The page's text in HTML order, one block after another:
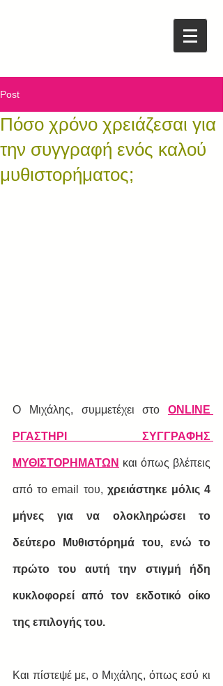
Post
Πόσο χρόνο χρειάζεσαι για
την συγγραφή ενός καλού
μυθιστορήματος;
Ο Μιχάλης, συμμετέχει στο ONLINE
ΡΓΑΣΤΗΡΙ ΣΥΓΓΡΑΦΗΣ
ΜΥΘΙΣΤΟΡΗΜΑΤΩΝ και όπως βλέπεις
από το email του, χρειάστηκε μόλις 4
μήνες για να ολοκληρώσει το
δεύτερο Μυθιστόρημά του, ενώ το
πρώτο του αυτή την στιγμή ήδη
κυκλοφορεί από τον εκδοτικό οίκο
της επιλογής του.
Και πίστεψέ με, ο Μιχάλης, όπως εσύ κι